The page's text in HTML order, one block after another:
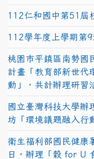
112仁和國中第51屆
112學年度上學期第
桃園市平鎮區南勢國
計畫「教育部新世代
動」，共計辦理研習
國立臺灣科技大學辦
坊「環境議題融入行
衛生福利部國民健康
日，辦理「穀 for U